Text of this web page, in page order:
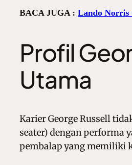
BACA JUGA : Lando Norris
Profil
Utama
Karier George Russell
seater) dengan performa
pembalap yang memiliki